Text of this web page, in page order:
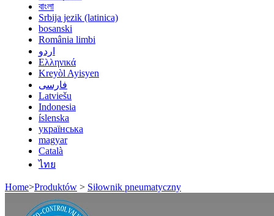
বাংলা
Srbija jezik (latinica)
bosanski
România limbi
اردو
Ελληνικά
Kreyòl Ayisyen
فارسی
Latviešu
Indonesia
íslenska
українська
magyar
Català
ไทย
Home>Produktów > Siłownik pneumatyczny